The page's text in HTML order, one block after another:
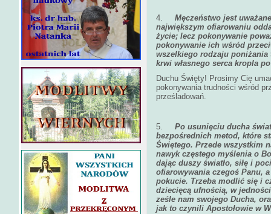
4. Męczeństwo jest
największym ofiarowaniu
życie; lecz pokonywanie
pokonywanie ich wśród
wszelkiego rodzaju
krwi własnego serca kropla
Duchu Święty! Prosimy Cię
pokonywania trudności wśród
prześladowań.
5. Po usunięciu ducha
bezpośrednich metod, które
Świętego. Przede wszystkim
nawyk częstego myślenia o
dając duszy światło, siłę i
ofiarowywania czegoś Panu,
pokucie. Trzeba modlić się i
dziecięcą ufnością, w
ześle nam swojego Ducha,
jak to czynili Apostołowie w